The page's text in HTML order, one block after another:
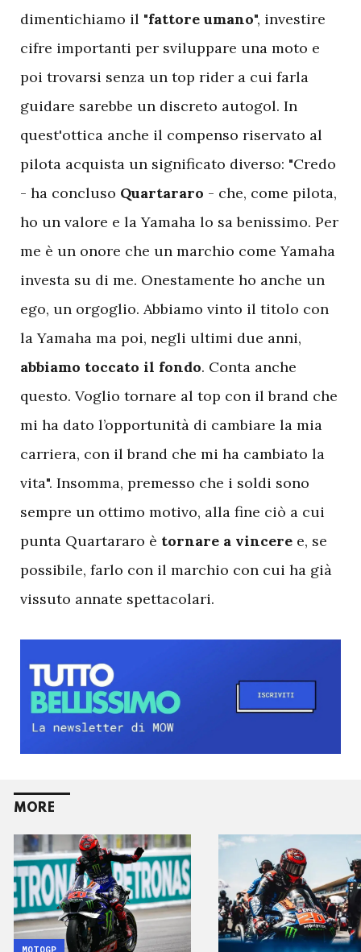
dimentichiamo il "fattore umano", investire
cifre importanti per sviluppare una moto e
poi trovarsi senza un top rider a cui farla
guidare sarebbe un discreto autogol. In
quest'ottica anche il compenso riservato al
pilota acquista un significato diverso: "Credo
- ha concluso Quartararo - che, come pilota,
ho un valore e la Yamaha lo sa benissimo. Per
me è un onore che un marchio come Yamaha
investa su di me. Onestamente ho anche un
ego, un orgoglio. Abbiamo vinto il titolo con
la Yamaha ma poi, negli ultimi due anni,
abbiamo toccato il fondo. Conta anche
questo. Voglio tornare al top con il brand che
mi ha dato l’opportunità di cambiare la mia
carriera, con il brand che mi ha cambiato la
vita". Insomma, premesso che i soldi sono
sempre un ottimo motivo, alla fine ciò a cui
punta Quartararo è tornare a vincere e, se
possibile, farlo con il marchio con cui ha già
vissuto annate spettacolari.
MORE
MOTOGP